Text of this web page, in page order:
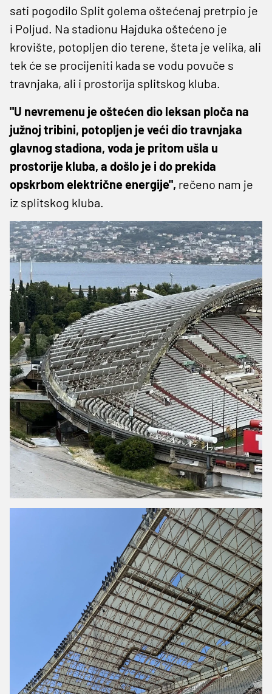
sati pogodilo Split golema oštećenaj pretrpio je
i Poljud. Na stadionu Hajduka oštećeno je
krovište, potopljen dio terene, šteta je velika, ali
tek će se procijeniti kada se vodu povuče s
travnjaka, ali i prostorija splitskog kluba.
"U nevremenu je oštećen dio leksan ploča na
južnoj tribini, potopljen je veći dio travnjaka
glavnog stadiona, voda je pritom ušla u
prostorije kluba, a došlo je i do prekida
opskrbom električne energije", rečeno nam je
iz splitskog kluba.